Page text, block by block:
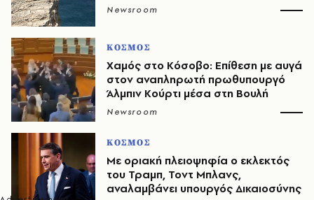
Newsroom
ΚΟΣΜΟΣ
Χαμός στο Κόσοβο: Επίθεση με αυγά
στον αναπληρωτή πρωθυπουργό
Άλμπιν Κούρτι μέσα στη Βουλή
Newsroom
ΚΟΣΜΟΣ
Με οριακή πλειοψηφία ο εκλεκτός
του Τραμπ, Τοντ Μπλανς,
αναλαμβάνει υπουργός Δικαιοσύνης